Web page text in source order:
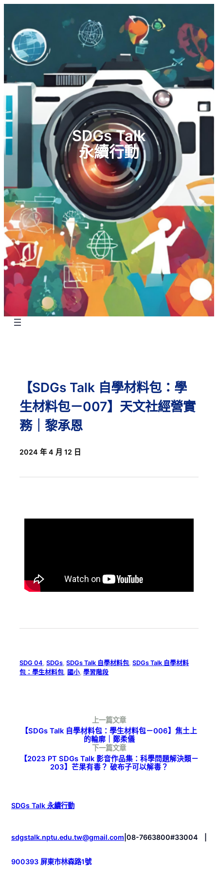
SDGs Talk
永續行動
【SDGs Talk 自學材料包：學
生材料包－007】天文社經營實
務｜黎承恩
2024 年 4 月 12 日
SDG 04 , SDGs , SDGs Talk 自學材料包 , SDGs Talk 自學材料
包：學生材料包
國小 , 學習階段
上一篇文章
【SDGs Talk 自學材料包：學生材料包－006】焦土上
的輪廓｜鄭柔儀
下一篇文章
【2023 PT SDGs Talk 影音作品集：科學問題解決類－
203】芒果有毒？ 破布子可以解毒？
SDGs Talk 永續行動
sdgstalk.nptu.edu.tw@gmail.com 08-7663800#33004
900393 屏東市林森路1號